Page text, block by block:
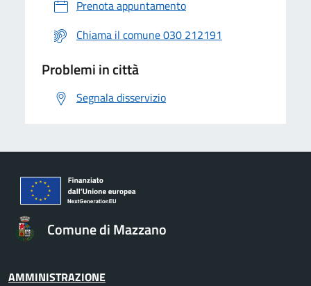
Prenota appuntamento
Chiama il comune 030 212191
Problemi in città
Segnala disservizio
Comune di Mazzano
AMMINISTRAZIONE